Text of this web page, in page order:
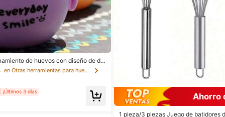
de huevos con diseño de dib
de almacenamiento de huevos a
camping, viajes, actividades al
senderismo
en Otras herramientas para huevos
¡Últimos 3 días Ahorro
1 pieza/3 piezas Juego de batidores